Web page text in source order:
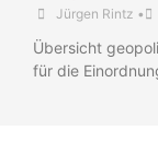
Jürgen Rintz •
Übersicht
für die